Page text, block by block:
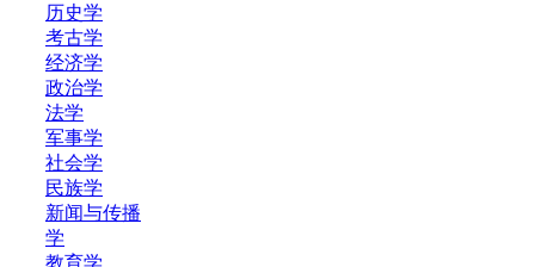
历史学
考古学
经济学
政治学
法学
军事学
社会学
民族学
新闻与传播
学
教育学